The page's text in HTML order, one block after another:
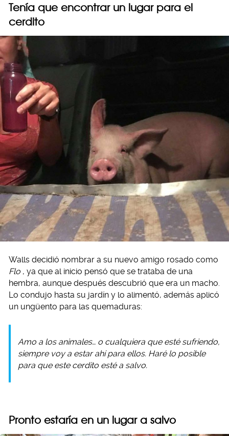
Tenía que encontrar un lugar para el
cerdito
Walls decidió nombrar a su nuevo amigo rosado como
Flo , ya que al inicio pensó que se trataba de una
hembra, aunque después descubrió que era un macho.
Lo condujo hasta su jardín y lo alimentó, además aplicó
un ungüento para las quemaduras:
Amo a los animales… o cualquiera que esté sufriendo,
siempre voy a estar ahí para ellos. Haré lo posible
para que este cerdito esté a salvo.
Pronto estaría en un lugar a salvo